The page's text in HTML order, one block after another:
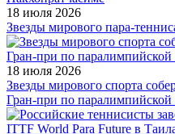
18 июля 2026
Звезды мирового пара-
18 июля 2026
Звезды мирового спорта
Гран-при по паралимпийской